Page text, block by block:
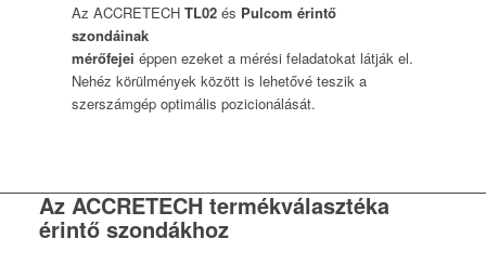
Az ACCRETECH TL02és Pulcom érintő
szondáinak
mérőfejei éppen ezeket a mérési feladatokat látják el.
Nehéz körülmények között is lehetővé teszik a
szerszámgép optimális pozicionálását.
Az ACCRETECH termékválasztéka
érintő szondákhoz